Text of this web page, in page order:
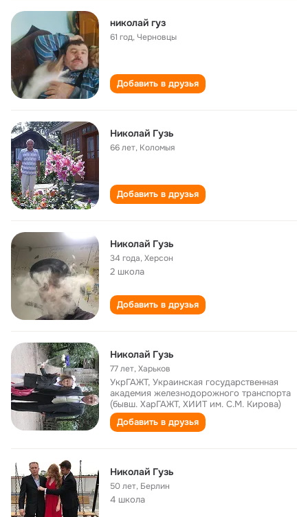
николай гуз
61 год,Черновцы
Добавить в друзья
Николай Гузь
66 лет, Коломыя
Добавить в друзья
Николай Гузь
34 года,Херсон
2 школа
Добавить в друзья
Николай Гузь
77 лет,Харьков
УкрГАЖТ, Украинская государственная
академия железнодорожного транспорта
(бывш. ХарГАЖТ, ХИИТ им. С.М. Кирова)
Добавить в друзья
Николай Гузь
50 лет, Берлин
4 школа